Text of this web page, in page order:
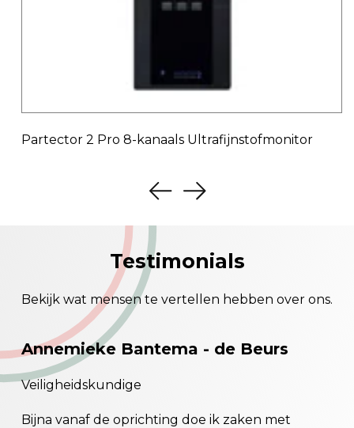
Partector 2 Pro 8-kanaals Ultrafijnstofmonitor
Testimonials
Bekijk wat mensen te vertellen hebben over ons.
Annemieke Bantema - de Beurs
Veiligheidskundige
Bijna vanaf de oprichting doe ik zaken met